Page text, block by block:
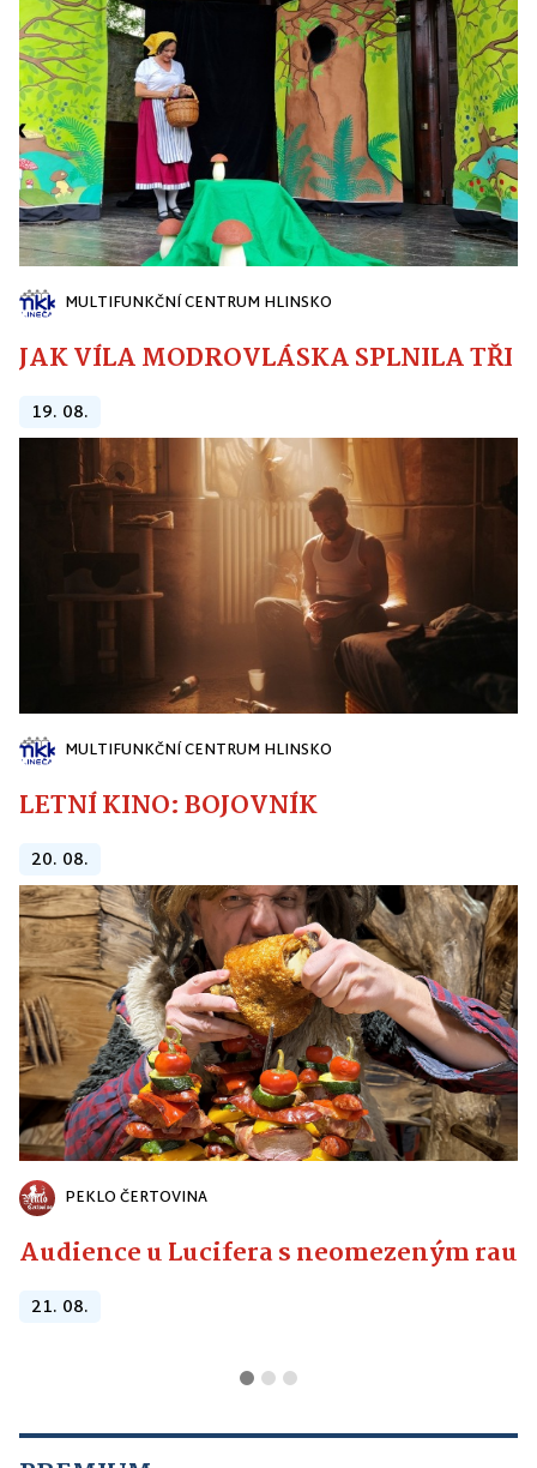
MULTIFUNKČNÍ CENTRUM HLINSKO
JAK VÍLA MODROVLÁSKA SPLNILA
19. 08.
MULTIFUNKČNÍ CENTRUM HLINSKO
LETNÍ KINO: BOJOVNÍK
20. 08.
PEKLO ČERTOVINA
Audience u Lucifera s neomezeným
21. 08.